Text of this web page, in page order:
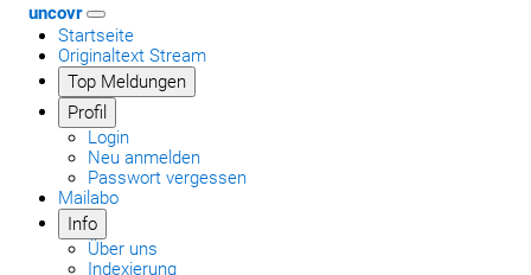
uncovr
Startseite
Originaltext Stream
Top Meldungen
Profil
Login
Neu anmelden
Passwort vergessen
Mailabo
Info
Über uns
Indexierung